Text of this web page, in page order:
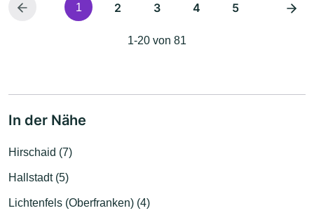
1 2 3 4 5
1-20 von 81
In der Nähe
Hirschaid (7)
Hallstadt (5)
Lichtenfels (Oberfranken) (4)